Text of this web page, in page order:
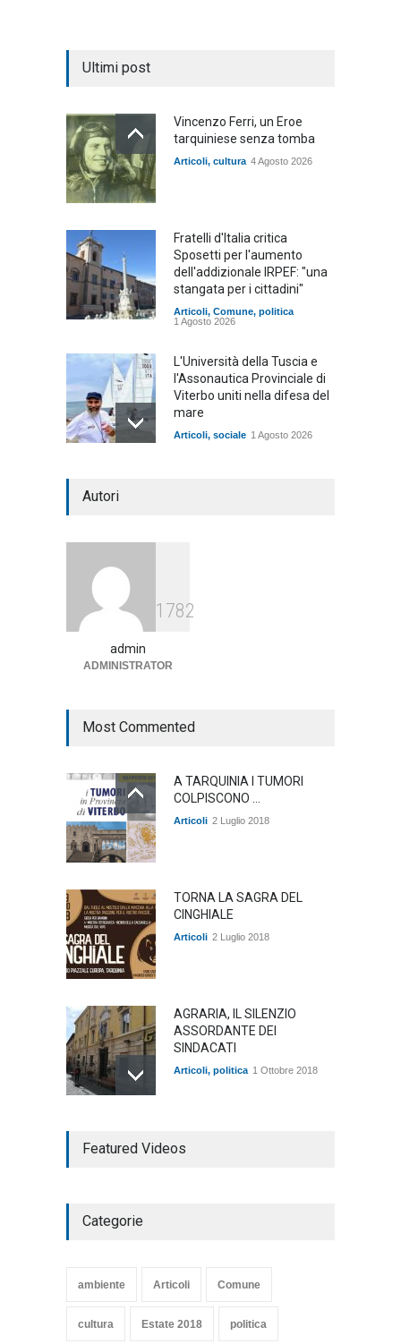
Ultimi post
Vincenzo Ferri, un Eroe
tarquiniese senza tomba
Articoli, cultura 4 Agosto 2026
Fratelli d'Italia critica
Sposetti per l'aumento
dell'addizionale IRPEF: "una
stangata per i cittadini"
Articoli, Comune, politica
1 Agosto 2026
L'Università della Tuscia e
l'Assonautica Provinciale di
Viterbo uniti nella difesa del
mare
Articoli, sociale 1 Agosto 2026
arrivano i pagamenti PAC, la
Autori
1782
admin
ADMINISTRATOR
Most Commented
A TARQUINIA I TUMORI
COLPISCONO ...
Articoli 2 Luglio 2018
TORNA LA SAGRA DEL
CINGHIALE
Articoli 2 Luglio 2018
AGRARIA, IL SILENZIO
ASSORDANTE DEI
SINDACATI
Articoli, politica 1 Ottobre 2018
COMMEDIA"
TARQUINIA
Featured Videos
Categorie
ambiente Articoli Comune
cultura Estate 2018 politica